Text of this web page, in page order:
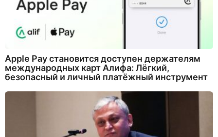
Apple Pay становится доступен держателям
международных карт Алифа: Лёгкий,
безопасный и личный платёжный инструмент